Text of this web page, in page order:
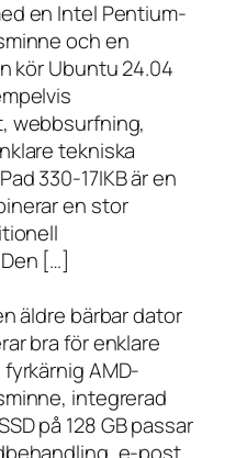
en Intel Pentium-
och en
kör Ubuntu 24.04
webbsurfning,
tekniska
330-17IKB är en
en stor
[…]
äldre bärbar dator
bra för enklare
AMD-
integrerad
på 128 GB passar